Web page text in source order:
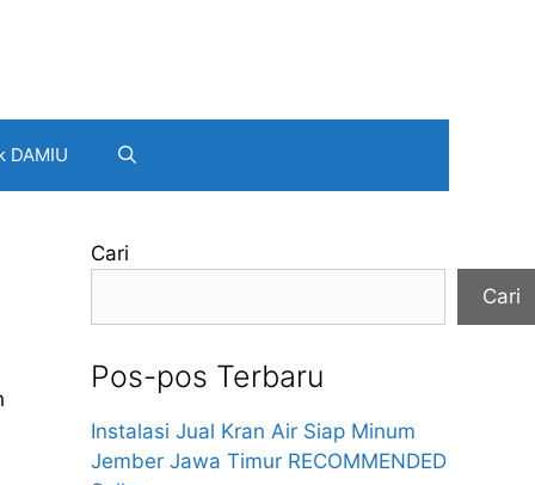
DAMIU
Cari
Cari
Pos-pos Terbaru
Instalasi Jual Kran Air Siap Minum
Jember Jawa Timur RECOMMENDED